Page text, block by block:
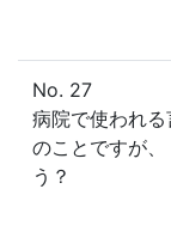
No. 27
病院で使われ
のことですが
う？